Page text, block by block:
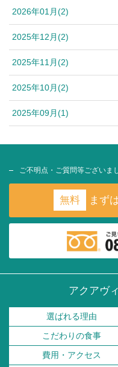
2026年01月(2)
2025年12月(2)
2025年11月(2)
2025年10月(2)
2025年09月(1)
ご不明点・ご質問等ございま
無料 まず
アクアヴ
選ばれる理由
こだわりの食事
費用・アクセス